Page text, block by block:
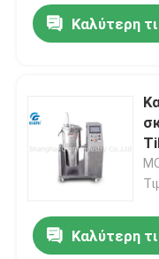
Καλύτερη
Καλύτερη